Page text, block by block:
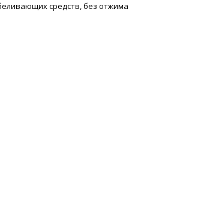
средств, без отжима